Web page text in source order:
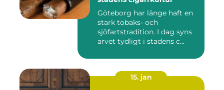
Göteborg har länge haft en
stark tobaks- och
sjöfartstradition. I dag syns
arvet tydligt i stadens c...
15. jan